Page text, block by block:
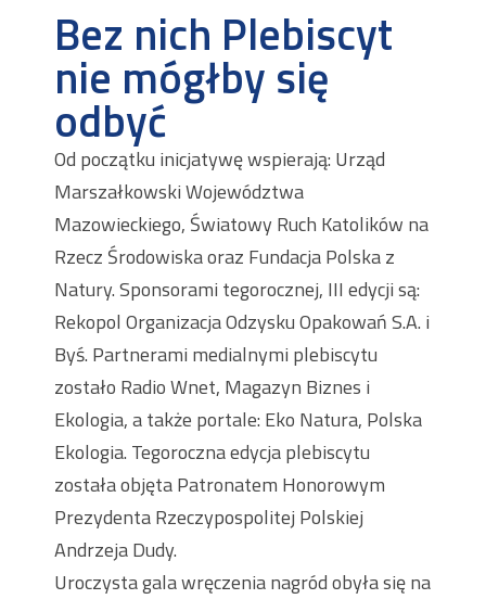
Bez nich Plebiscyt
nie mógłby się
odbyć
Od początku inicjatywę wspierają: Urząd
Marszałkowski Województwa
Mazowieckiego, Światowy Ruch Katolików na
Rzecz Środowiska oraz Fundacja Polska z
Natury. Sponsorami tegorocznej, III edycji są:
Rekopol Organizacja Odzysku Opakowań S.A. i
Byś. Partnerami medialnymi plebiscytu
zostało Radio Wnet, Magazyn Biznes i
Ekologia, a także portale: Eko Natura, Polska
Ekologia. Tegoroczna edycja plebiscytu
została objęta Patronatem Honorowym
Prezydenta Rzeczypospolitej Polskiej
Andrzeja Dudy.
Uroczysta gala wręczenia nagród obyła się na